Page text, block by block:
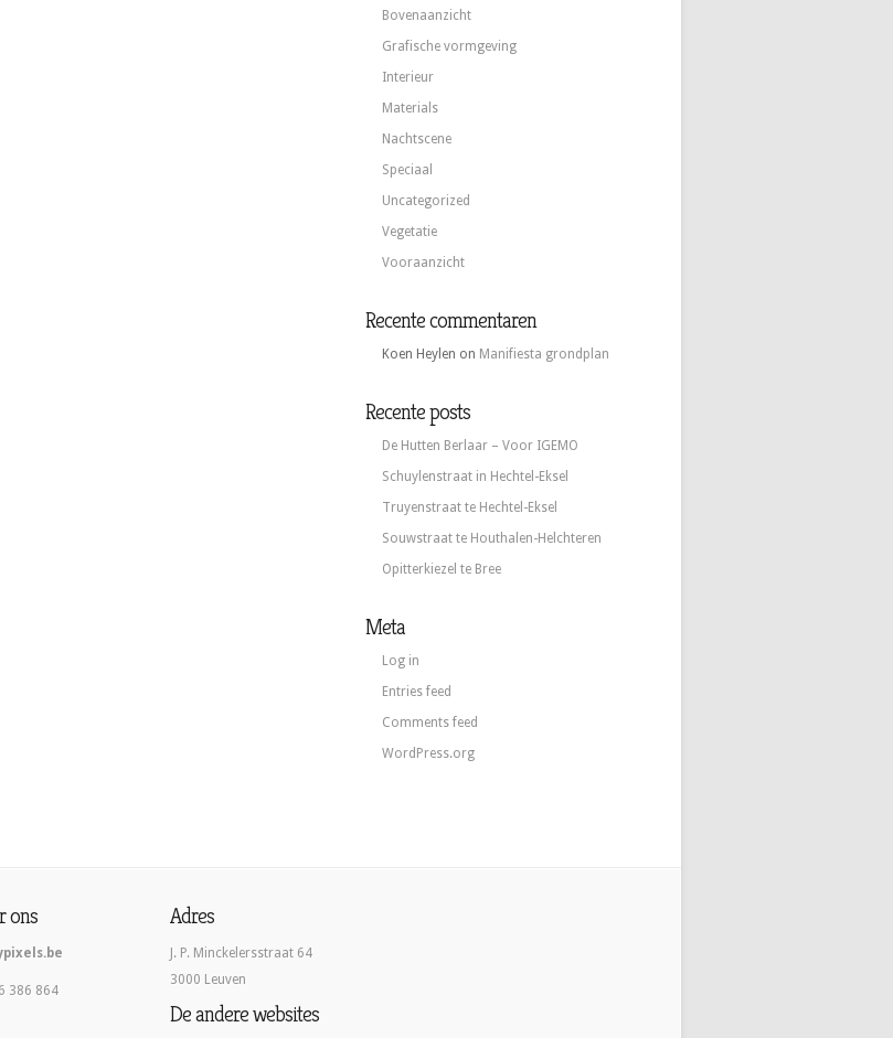
Bovenaanzicht
Grafische vormgeving
Interieur
Materials
Nachtscene
Speciaal
Uncategorized
Vegetatie
Vooraanzicht
Recente commentaren
Koen Heylen on Manifiesta grondplan
Recente posts
De Hutten Berlaar – Voor IGEMO
Schuylenstraat in Hechtel-Eksel
Truyenstraat te Hechtel-Eksel
Souwstraat te Houthalen-Helchteren
Opitterkiezel te Bree
Meta
Log in
Entries feed
Comments feed
WordPress.org
ons
386 864
Adres
J. P. Minckelersstraat 64
3000 Leuven
De andere websites